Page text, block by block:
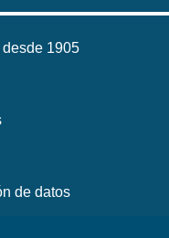
1905
de datos